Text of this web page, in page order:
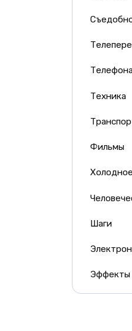
Техника
Фильмы
Шаги
Эффекты